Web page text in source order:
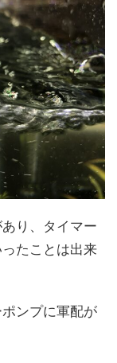
り、タイマー
たことは出来
ンプに軍配が